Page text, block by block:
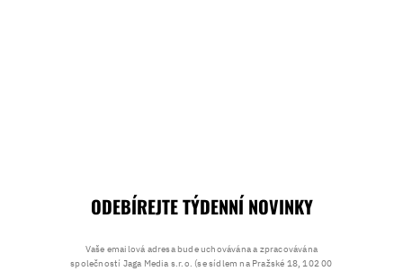
ODEBÍREJTE TÝDENNÍ NOVINKY
Vaše emailová adresa bude uchovávána a zpracovávána
společností Jaga Media s.r.o. (se sídlem na Pražské 18, 102 00